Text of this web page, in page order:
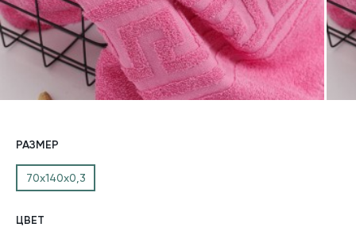
РАЗМЕР
70х140х0,3
ЦВЕТ